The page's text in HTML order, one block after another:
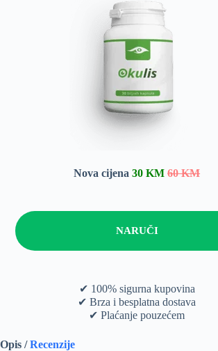
Nova cijena30 KM 60 KM
NARUČI
✔ 100% sigurna kupovina
✔ Brza i besplatna dostava
✔ Plaćanje pouzećem
Opis /Recenzije